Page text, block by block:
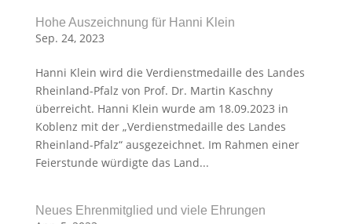
Hohe Auszeichnung für Hanni Klein
Sep. 24, 2023
Hanni Klein wird die Verdienstmedaille des Landes
Rheinland-Pfalz von Prof. Dr. Martin Kaschny
überreicht. Hanni Klein wurde am 18.09.2023 in
Koblenz mit der „Verdienstmedaille des Landes
Rheinland-Pfalz“ ausgezeichnet. Im Rahmen einer
Feierstunde würdigte das Land...
Neues Ehrenmitglied und viele Ehrungen